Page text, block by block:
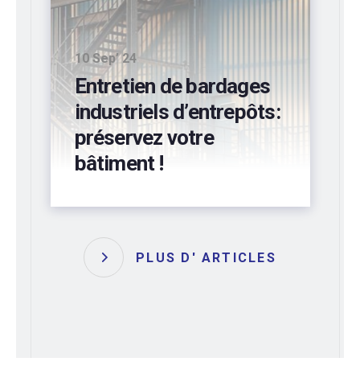
10 Sep’ 24
Entretien de bardages
industriels d’entrepôts:
préservez votre
bâtiment !
PLUS D' ARTICLES